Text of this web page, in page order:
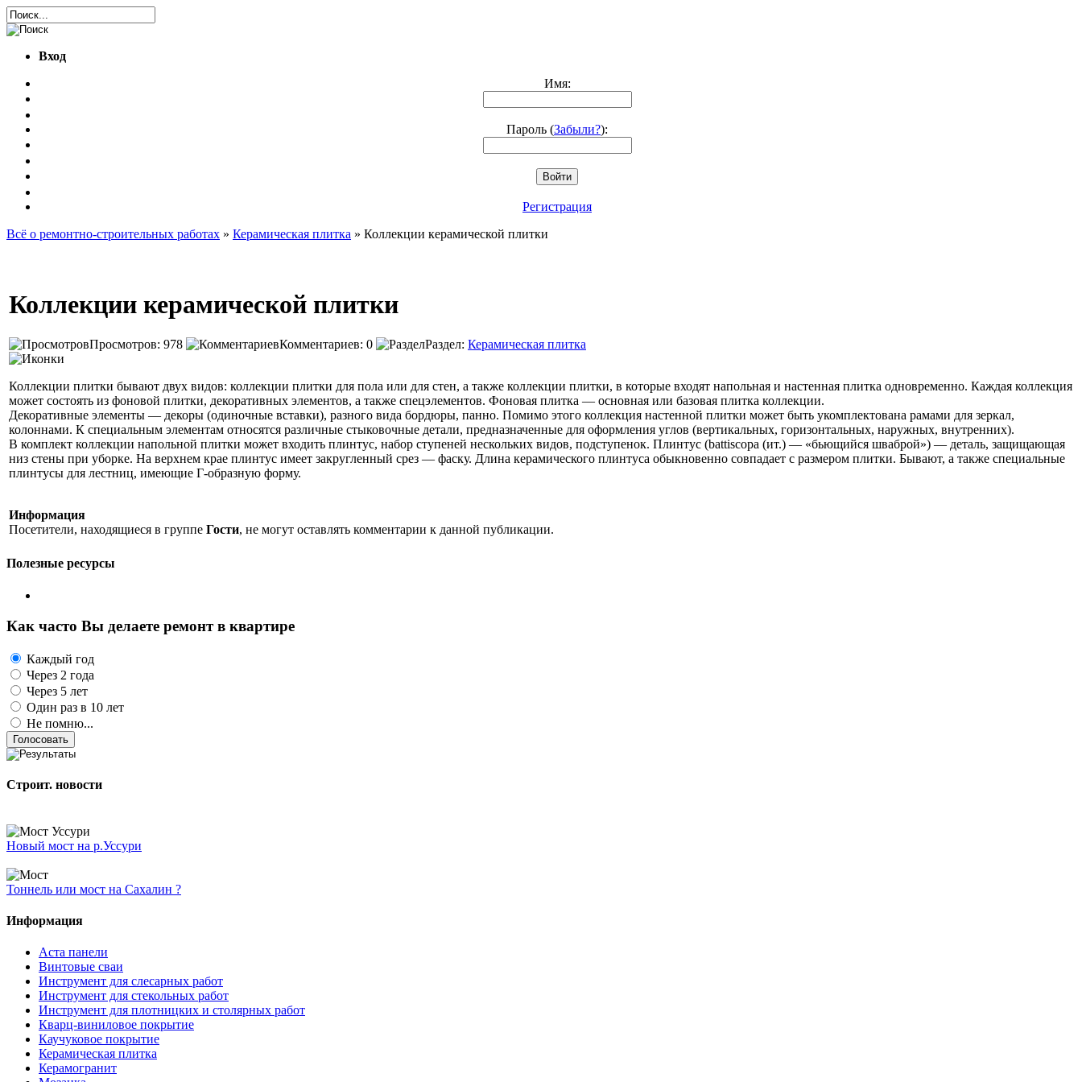
Вход
Имя:
Пароль (Забыли?):
Войти
Регистрация
Всё о ремонтно-строительных работах » Керамическая плитка » Коллекции керамической плитки
Коллекции керамической плитки
Просмотров: 978 Комментариев: 0 Раздел: Керамическая плитка
Коллекции плитки бывают двух видов: коллекции плитки для пола или для стен, а также коллекции плитки, в которые входят напольная и настенная плитка одновременно. Каждая коллекция
может состоять из фоновой плитки, декоративных элементов, а также спецэлементов. Фоновая плитка — основная или базовая плитка коллекции.
Декоративные элементы — декоры (одиночные вставки), разного вида бордюры, панно. Помимо этого коллекция настенной плитки может быть укомплектована рамами для зеркал,
колоннами. К специальным элементам относятся различные стыковочные детали, предназначенные для оформления углов (вертикальных, горизонтальных, наружных, внутренних).
В комплект коллекции напольной плитки может входить плинтус, набор ступеней нескольких видов, подступенок. Плинтус (battiscopa (ит.) — «бьющийся шваброй») — деталь, защищающая
низ стены при уборке. На верхнем крае плинтус имеет закругленный срез — фаску. Длина керамического плинтуса обыкновенно совпадает с размером плитки. Бывают, а также специальные
плинтусы для лестниц, имеющие Г-образную форму.
Информация
Посетители, находящиеся в группе Гости, не могут оставлять комментарии к данной публикации.
Полезные ресурсы
Как часто Вы делаете ремонт в квартире
Каждый год
Через 2 года
Через 5 лет
Один раз в 10 лет
Не помню...
Строит. новости
Новый мост на р.Уссури
Тоннель или мост на Сахалин ?
Информация
Аста панели
Винтовые сваи
Инструмент для слесарных работ
Инструмент для стекольных работ
Инструмент для плотницких и столярных работ
Кварц-виниловое покрытие
Каучуковое покрытие
Керамическая плитка
Керамогранит